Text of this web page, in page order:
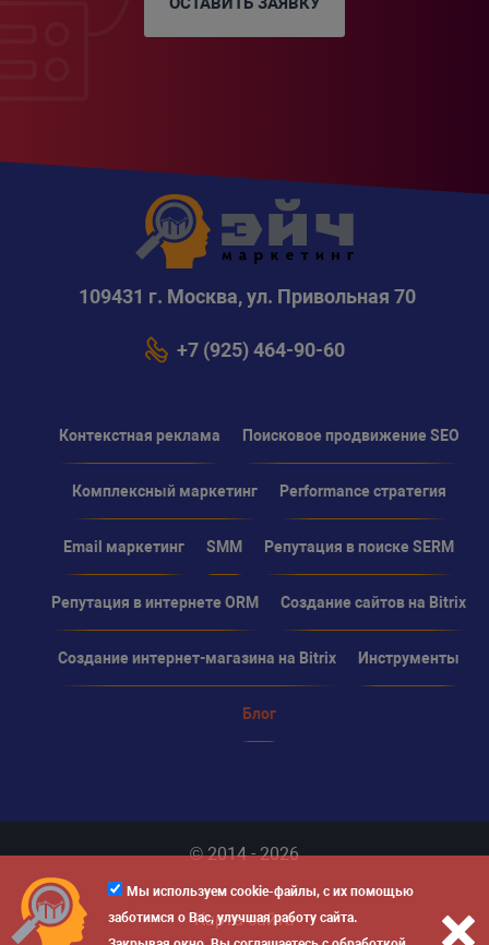
Мы используем cookie-файлы, с их помощью
заботимся о Вас, улучшая работу сайта.
109431 г. Москва, ул. Привольная 70
+7 (925) 464-90-60
Контекстная реклама Поисковое продвижение SEO
Комплексный маркетинг Performance стратегия
Email маркетинг SMM Репутация в поиске SERM
Репутация в интернете ORM Создание сайтов на Bitrix
Создание интернет-магазина на Bitrix Инструменты
Блог
© 2014 - 2026
Карта сайта